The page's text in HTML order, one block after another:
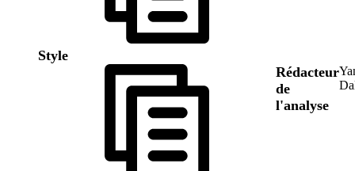
Style
Rédacteur
de
l'analyse